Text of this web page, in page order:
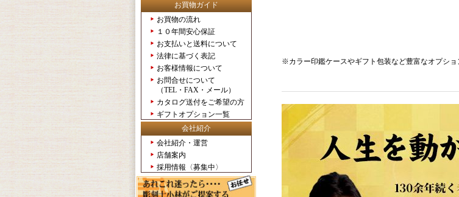
お買物ガイド
お買物の流れ
１０年間安心保証
お支払いと送料について
法律に基づく表記
お客様情報について
お問合せについて
（TEL・FAX・メール）
カタログ送付をご希望の方
ギフトオプション一覧
会社紹介
会社紹介・運営
店舗案内
採用情報〈募集中〉
※カラー印鑑ケースやギフト包装など豊富なオプショ